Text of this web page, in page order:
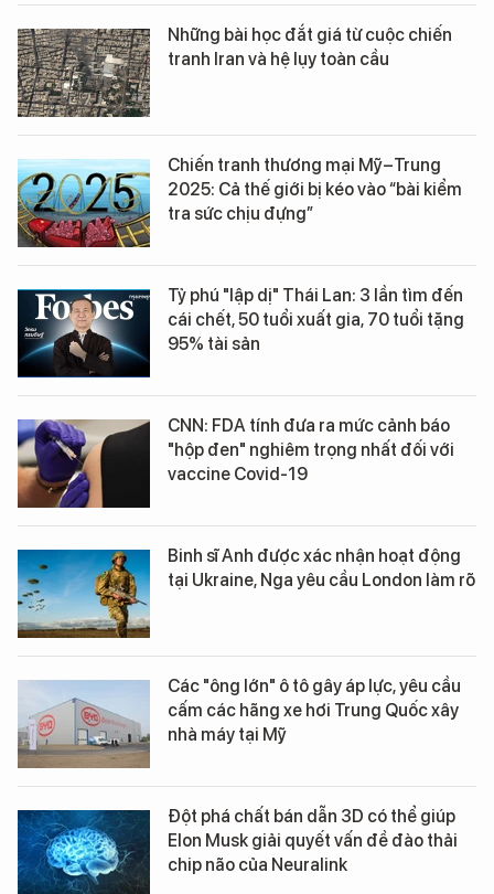
Những bài học đắt giá từ cuộc chiến
tranh Iran và hệ lụy toàn cầu
Chiến tranh thương mại Mỹ–Trung
2025: Cả thế giới bị kéo vào “bài kiểm
tra sức chịu đựng”
Tỷ phú "lập dị" Thái Lan: 3 lần tìm đến
cái chết, 50 tuổi xuất gia, 70 tuổi tặng
95% tài sản
CNN: FDA tính đưa ra mức cảnh báo
"hộp đen" nghiêm trọng nhất đối với
vaccine Covid-19
Binh sĩ Anh được xác nhận hoạt động
tại Ukraine, Nga yêu cầu London làm rõ
Các "ông lớn" ô tô gây áp lực, yêu cầu
cấm các hãng xe hơi Trung Quốc xây
nhà máy tại Mỹ
Đột phá chất bán dẫn 3D có thể giúp
Elon Musk giải quyết vấn đề đào thải
chip não của Neuralink